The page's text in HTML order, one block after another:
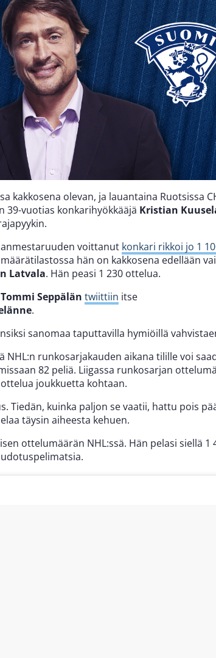
kakkosena olevan, ja lauantaina Ruotsissa
39-vuotias konkarihyökkääjä Kristian
voittanut konkari rikkoi jo 1
hän on kakkosena edellään
Latvala. Hän peasi 1 230 ottelua.
Tommi Seppälän twiittiin itse
.
sanomaa taputtavilla hymiöillä
NHL:n runkosarjakauden aikana tilille voi
82 peliä. Liigassa runkosarjan
joukkuetta kohtaan.
Tiedän, kuinka paljon se vaatii, hattu pois
täysin aiheesta kehuen.
ottelumäärän NHL:ssä. Hän pelasi siellä 1